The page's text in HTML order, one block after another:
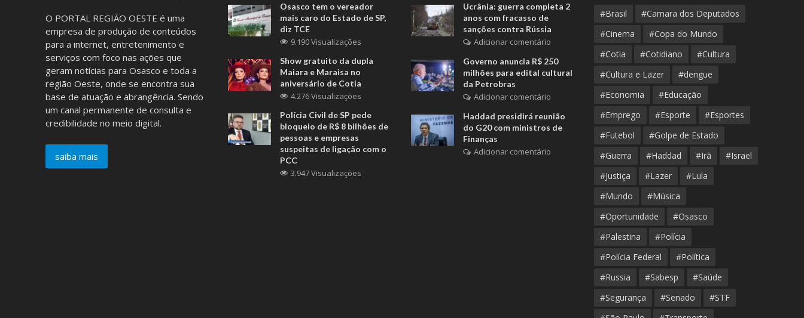
O PORTAL REGIÃO OESTE é uma
empresa de produção de conteúdos
para a internet, entretenimento e
serviços com foco nas ações que
geram notícias para Osasco e toda a
região Oeste, onde se encontra sua
base de atuação e abrangência. Sendo
um canal permanente de consulta e
credibilidade no meio digital.
saiba mais
Osasco tem o vereador
mais caro do Estado de SP,
diz TCE
9.190 Visualizações
Show gratuito da dupla
Maiara e Maraisa no
aniversário de Cotia
4.276 Visualizações
Polícia Civil de SP pede
bloqueio de R$ 8 bilhões de
pessoas e empresas
suspeitas de ligação com o
PCC
3.947 Visualizações
Ucrânia: guerra completa 2
anos com fracasso de
sanções contra Rússia
Adicionar comentário
Governo anuncia R$ 250
milhões para edital cultural
da Petrobras
Adicionar comentário
Haddad presidirá reunião
do G20 com ministros de
Finanças
Adicionar comentário
#Brasil
#Camara dos Deputados
#Cinema
#Copa do Mundo
#Cotia
#Cotidiano
#Cultura
#Cultura e Lazer
#dengue
#Economia
#Educação
#Emprego
#Esporte
#Esportes
#Futebol
#Golpe de Estado
#Guerra
#Haddad #Irã
#Israel
#Justiça
#Lazer
#Lula
#Mundo
#Música
#Oportunidade
#Osasco
#Palestina
#Polícia
#Polícia Federal
#Política
#Russia
#Sabesp
#Saúde
#Segurança
#Senado
#STF